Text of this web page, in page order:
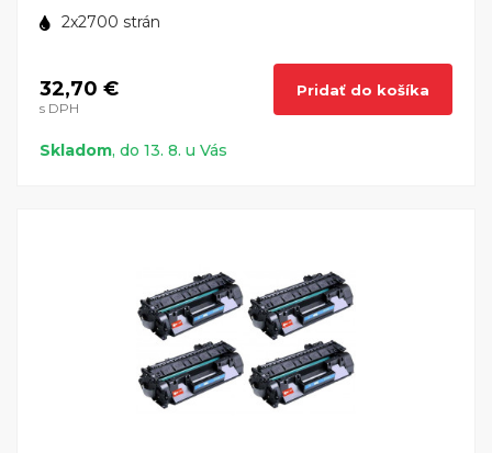
2x2700 strán
32,70 €
s DPH
Pridať do košíka
Skladom, do 13. 8. u Vás